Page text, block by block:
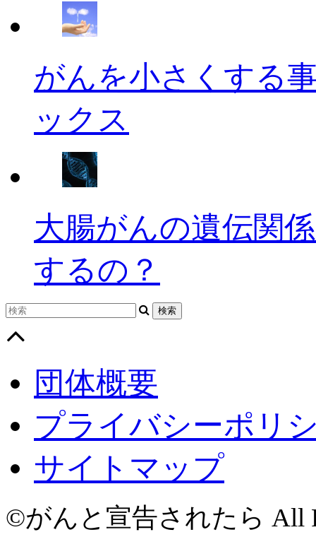
がんを小さくする
ックス
大腸がんの遺伝関
するの？
団体概要
プライバシーポリ
サイトマップ
©がんと宣告されたら All